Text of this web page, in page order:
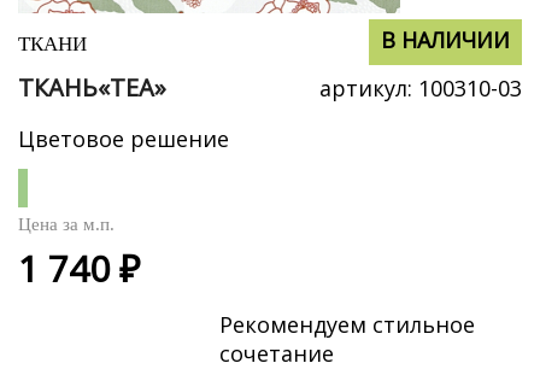
ТКАНИ
ТКАНЬ«TEA»
В НАЛИЧИИ
артикул: 100310-03
Цветовое решение
Рекомендуем стильное
сочетание
Цена за м.п.
1 740 ₽
В НАЛИЧИИ